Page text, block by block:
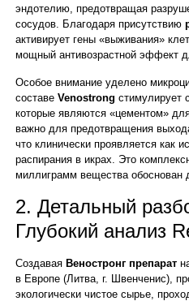
эндотелию, предотвращая
сосудов. Благодаря присутствию
активирует гены «выживания»
мощный антивозрастной эффект
Особое внимание уделено
составеVenostrong стимулирует
которые являются «цементом»
важно для предотвращения
что клинически проявляется как
распирания в икрах. Это
миллиграмм вещества обоснован
2. Детальный
Глубокий анализ
Создавая Веностронг препарат
в Европе (Литва, г. Швенченис),
экологически чистое сырье,